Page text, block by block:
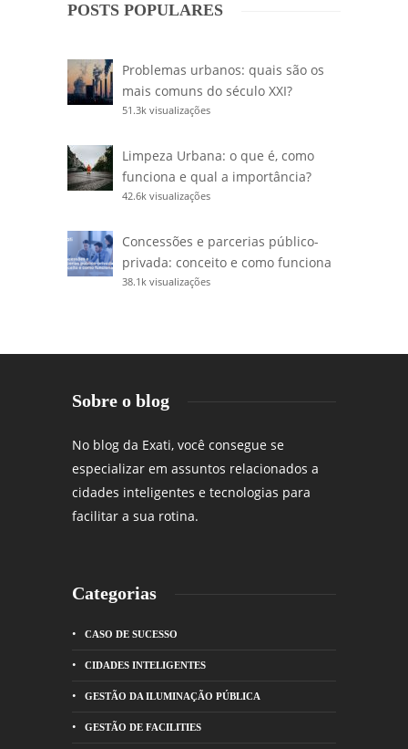
POSTS POPULARES
Problemas urbanos: quais são os
mais comuns do século XXI?
51.3k visualizações
Limpeza Urbana: o que é, como
funciona e qual a importância?
42.6k visualizações
Concessões e parcerias público-
privada: conceito e como funciona
38.1k visualizações
Sobre o blog
No blog da Exati, você consegue se
especializar em assuntos relacionados a
cidades inteligentes e tecnologias para
facilitar a sua rotina.
Categorias
CASO DE SUCESSO
CIDADES INTELIGENTES
GESTÃO DA ILUMINAÇÃO PÚBLICA
GESTÃO DE FACILITIES